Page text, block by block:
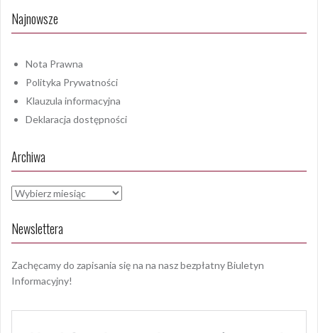
Najnowsze
Nota Prawna
Polityka Prywatności
Klauzula informacyjna
Deklaracja dostępności
Archiwa
Archiwa
Newslettera
Zachęcamy do zapisania się na na nasz bezpłatny Biuletyn
Informacyjny!